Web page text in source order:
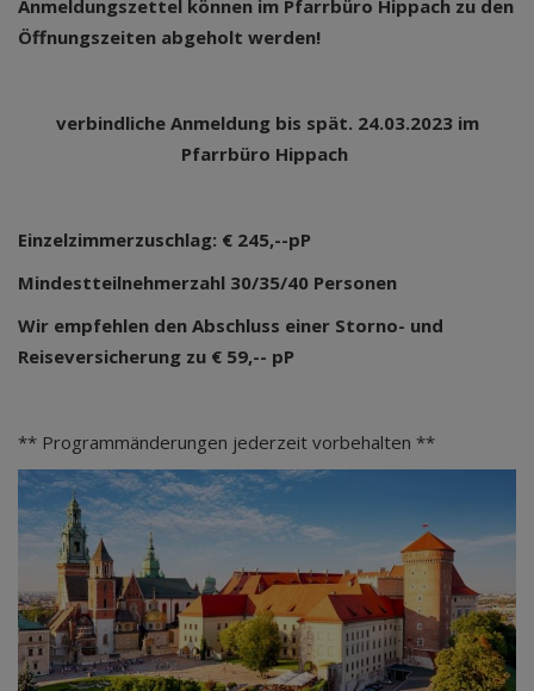
Anmeldungszettel können im Pfarrbüro Hippach zu den
Öffnungszeiten abgeholt werden!
verbindliche Anmeldung bis spät. 24.03.2023 im
Pfarrbüro Hippach
Einzelzimmerzuschlag: € 245,--pP
Mindestteilnehmerzahl 30/35/40 Personen
Wir empfehlen den Abschluss einer Storno- und
Reiseversicherung zu € 59,-- pP
** Programmänderungen jederzeit vorbehalten **